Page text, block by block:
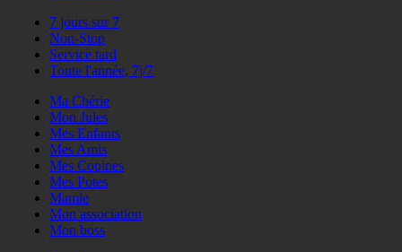
7 jours sur 7
Non-Stop
Service tard
Toute l'année, 7j/7
Ma Chérie
Mon Jules
Mes Enfants
Mes Amis
Mes Copines
Mes Potes
Mamie
Mon association
Mon boss